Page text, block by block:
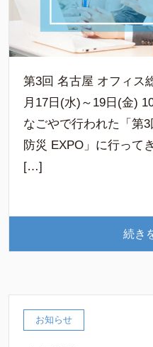
第3回 名古屋 オフィス
月17日(水)～19日(金)
なごやで行われた「第
防災 EXPO」に行って
[…]
続き
お知らせ